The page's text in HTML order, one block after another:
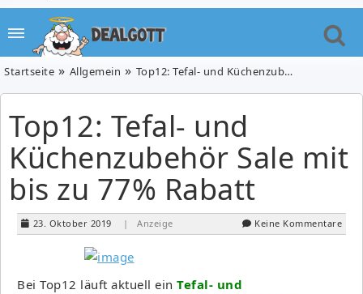
Startseite Allgemein Top12: Tefal- und Küchenzubehör Sale mit bis zu 77% Rabatt
Top12: Tefal- und
Küchenzubehör Sale mit
bis zu 77% Rabatt
23. Oktober 2019 | Anzeige Keine Kommentare
Bei Top12 läuft aktuell ein Tefal- und